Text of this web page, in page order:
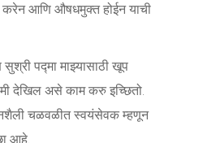
आणि औषधमुक्त होईन याची
पद्मा माझ्यासाठी खूप
देखिल असे काम करु इच्छितो.
चळवळीत स्वयंसेवक म्हणून
आहे.